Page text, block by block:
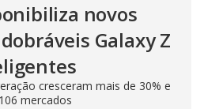
novos
Galaxy Z
cresceram mais de 30% e
mercados